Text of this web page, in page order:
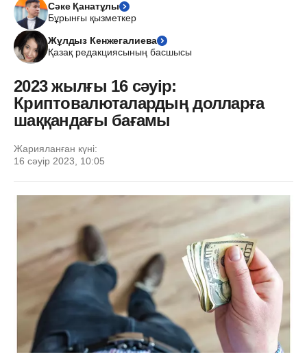
Сәке Қанатұлы
Бұрынғы қызметкер
Жұлдыз Кенжегалиева
Қазақ редакциясының басшысы
2023 жылғы 16 сәуір:
Криптовалюталардың долларға
шаққандағы бағамы
Жарияланған күні:
16 сәуір 2023, 10:05